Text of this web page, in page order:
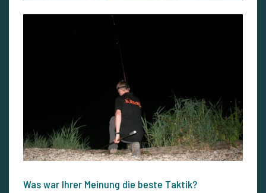
Was war Ihrer Meinung die beste Taktik?